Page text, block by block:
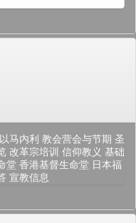
马内利 教会营会与节期 圣
改革宗培训 信仰教义 基础
堂 香港基督生命堂 日本福
宣教信息